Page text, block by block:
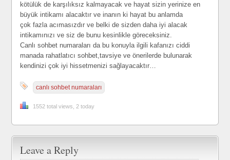
kötülük de karşılıksız kalmayacak ve hayat sizin yerinize en
büyük intikamı alacaktır ve inanın ki hayat bu anlamda
çok fazla acımasızdır ve belki de sizden daha iyi alacak
intikamınızı ve siz de bunu kesinlikle göreceksiniz.
Canlı sohbet numaraları da bu konuyla ilgili kafanızı ciddi
manada rahatlatıcı sohbet,tavsiye ve önerilerde bulunarak
kendinizi çok iyi hissetmenizi sağlayacaktır…
canlı sohbet numaraları
1552 total views, 2 today
Leave a Reply